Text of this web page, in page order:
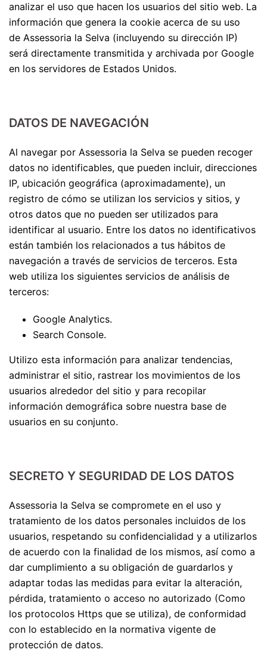
analizar el uso que hacen los usuarios del sitio web. La
información que genera la cookie acerca de su uso
de Assessoria la Selva (incluyendo su dirección IP)
será directamente transmitida y archivada por Google
en los servidores de Estados Unidos.
DATOS DE NAVEGACIÓN
Al navegar por Assessoria la Selva se pueden recoger
datos no identificables, que pueden incluir, direcciones
IP, ubicación geográfica (aproximadamente), un
registro de cómo se utilizan los servicios y sitios, y
otros datos que no pueden ser utilizados para
identificar al usuario. Entre los datos no identificativos
están también los relacionados a tus hábitos de
navegación a través de servicios de terceros. Esta
web utiliza los siguientes servicios de análisis de
terceros:
Google Analytics.
Search Console.
Utilizo esta información para analizar tendencias,
administrar el sitio, rastrear los movimientos de los
usuarios alrededor del sitio y para recopilar
información demográfica sobre nuestra base de
usuarios en su conjunto.
SECRETO Y SEGURIDAD DE LOS DATOS
Assessoria la Selva se compromete en el uso y
tratamiento de los datos personales incluidos de los
usuarios, respetando su confidencialidad y a utilizarlos
de acuerdo con la finalidad de los mismos, así como a
dar cumplimiento a su obligación de guardarlos y
adaptar todas las medidas para evitar la alteración,
pérdida, tratamiento o acceso no autorizado (Como
los protocolos Https que se utiliza), de conformidad
con lo establecido en la normativa vigente de
protección de datos.